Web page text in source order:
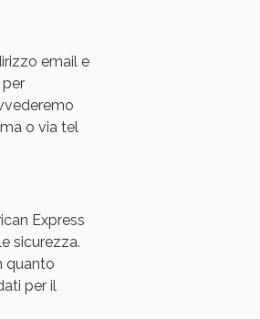
email e
o via tel
Express
sicurezza.
quanto
per il